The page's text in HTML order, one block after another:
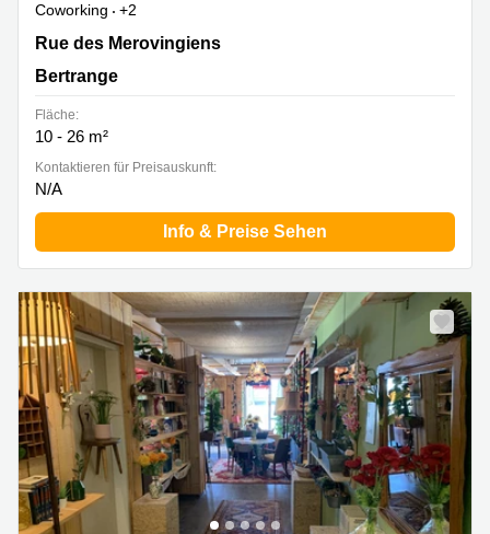
Coworking
+2
10A Rue des Mérovingiens, Bertrange
Rue des Merovingiens
Bertrange
Fläche:
10 - 26 m²
Kontaktieren für Preisauskunft:
N/A
Info & Preise Sehen